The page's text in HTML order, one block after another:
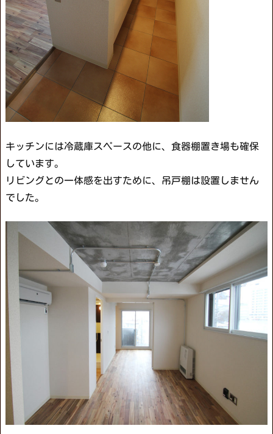
キッチンには冷蔵庫スペースの他に、食器棚置き場も確保
しています。
リビングとの一体感を出すために、吊戸棚は設置しません
でした。